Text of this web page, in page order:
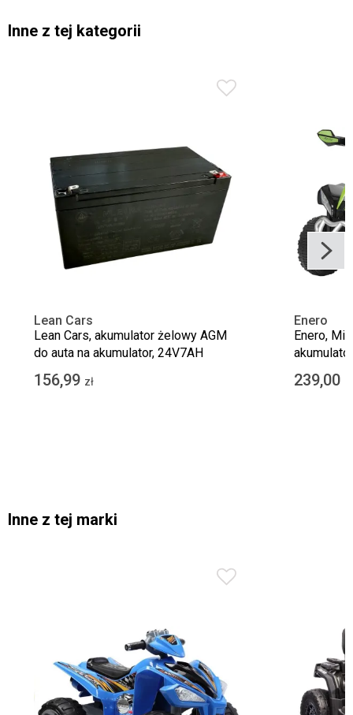
Inne z tej kategorii
Lean Cars
Lean Cars, akumulator żelowy AGM
do auta na akumulator, 24V7AH
156,99 zł
Enero
Enero,
239,00
Inne z tej marki